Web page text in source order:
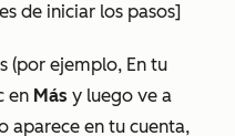
de iniciar los pasos]
(por ejemplo, En tu
en Más y luego ve a
aparece en tu cuenta,